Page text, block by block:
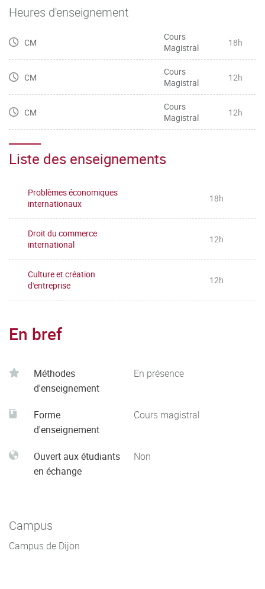
Heures d'enseignement
CM
Cours
Magistral
18h
CM
Cours
Magistral
12h
CM
Cours
Magistral
12h
Liste des enseignements
Problèmes économiques
internationaux
18h
Droit du commerce
international
12h
Culture et création
d'entreprise
12h
En bref
Méthodes
d'enseignement
En présence
Forme
d'enseignement
Cours magistral
Ouvert aux étudiants
en échange
Non
Campus
Campus de Dijon